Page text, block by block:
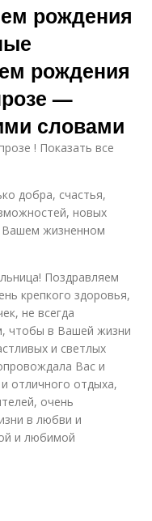
рождения
рождения
—
словами
! Показать все
добра, счастья,
новых
Вашем жизненном
Поздравляем
крепкого здоровья,
не всегда
чтобы в Вашей жизни
и светлых
Вас и
отличного отдыха,
очень
в любви и
и любимой